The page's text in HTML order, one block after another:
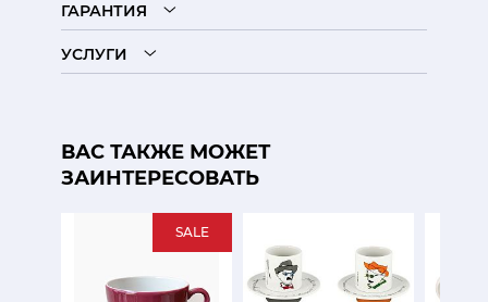
ГАРАНТИЯ
УСЛУГИ
ВАС ТАКЖЕ МОЖЕТ
ЗАИНТЕРЕСОВАТЬ
SALE